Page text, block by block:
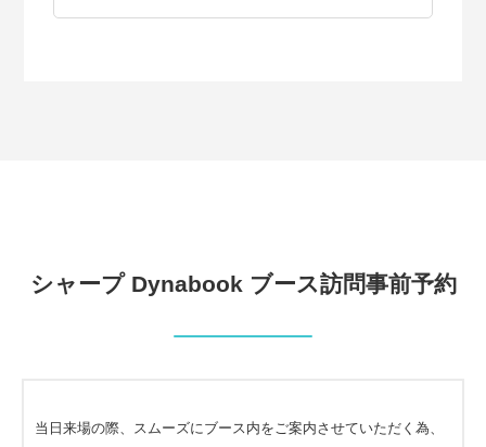
シャープ Dynabook ブース訪問事前予約
当日来場の際、スムーズにブース内をご案内させていただく為、